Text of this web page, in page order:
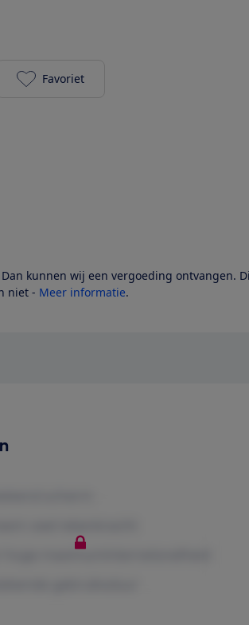
REDMI 14C (128 + 4 GB) -
Favoriet
kunnen wij een vergoeding ontvangen.
niet - Meer informatie.